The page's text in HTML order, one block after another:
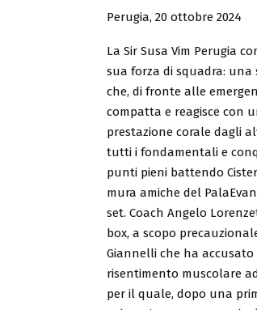
Perugia, 20 ottobre 2024
La Sir Susa Vim Perugia
sua forza di squadra: una
che, di fronte alle
compatta e reagisce con
prestazione corale dagli
tutti i fondamentali e
punti pieni battendo
mura amiche del
set. Coach Angelo
box, a scopo
Giannelli che ha accusato
risentimento muscolare
per il quale, dopo una